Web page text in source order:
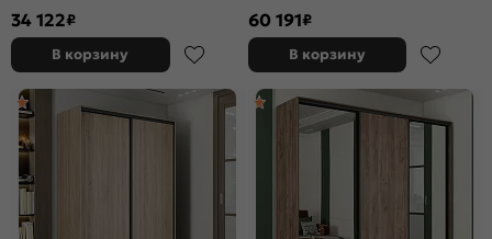
34 122₽
В корзину
60 191₽
В корзину